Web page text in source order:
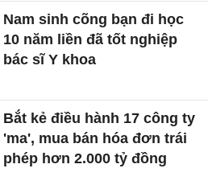
Nam sinh cõng bạn đi học
10 năm liền đã tốt nghiệp
bác sĩ Y khoa
Bắt kẻ điều hành 17 công ty
'ma', mua bán hóa đơn trái
phép hơn 2.000 tỷ đồng